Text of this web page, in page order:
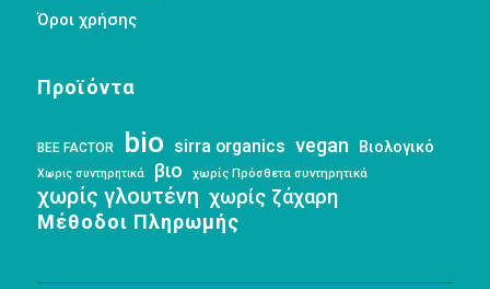
Όροι χρήσης
Προϊόντα
BEE FACTOR bio sirra organics vegan Βιολογικό
Χωρις συντηρητικά βιο χωρίς Πρόσθετα συντηρητικά
χωρίς γλουτένη χωρίς ζάχαρη
Μέθοδοι Πληρωμής